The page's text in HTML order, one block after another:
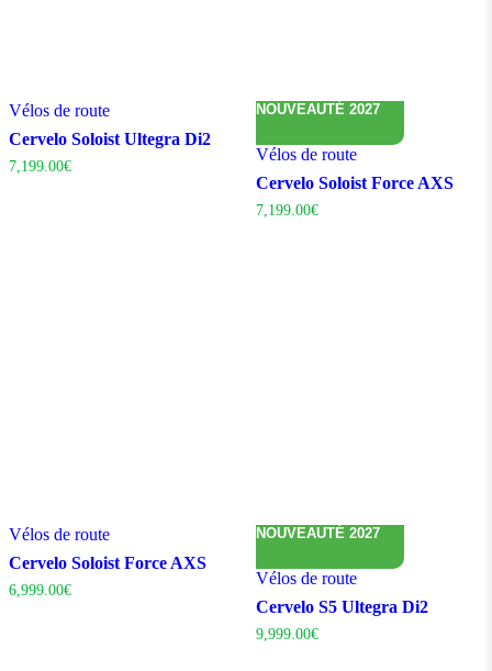
Vélos de route
Cervelo Soloist Ultegra Di2
7,199.00€
NOUVEAUTÉ 2027
Vélos de route
Cervelo Soloist Force AXS
7,199.00€
Vélos de route
Cervelo Soloist Force AXS
6,999.00€
NOUVEAUTÉ 2027
Vélos de route
Cervelo S5 Ultegra Di2
9,999.00€